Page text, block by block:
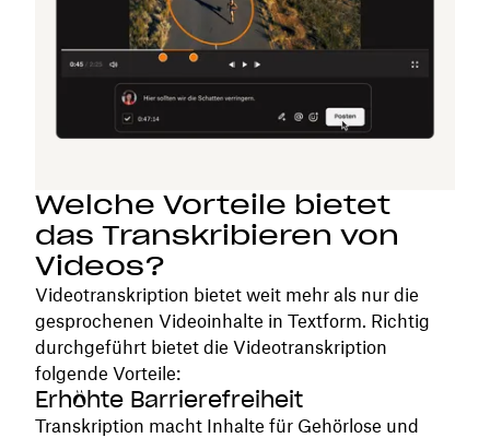
Welche Vorteile bietet
das Transkribieren von
Videos?
Videotranskription bietet weit mehr als nur die
gesprochenen Videoinhalte in Textform. Richtig
durchgeführt bietet die Videotranskription
folgende Vorteile:
Erhöhte Barrierefreiheit
Transkription macht Inhalte für Gehörlose und